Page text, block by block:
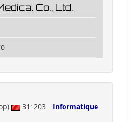
Co., Ltd.
311203
Informatique